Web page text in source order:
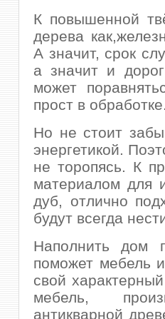
К повышенной
дерева
А значит, срок
а значит и
может
прост в обработке.
Но не стоит
энергетикой.
не торопясь. К
материалом для
дуб, отлично
будут всегда
Наполнить дом
поможет мебель
свой
мебель,
антикварной